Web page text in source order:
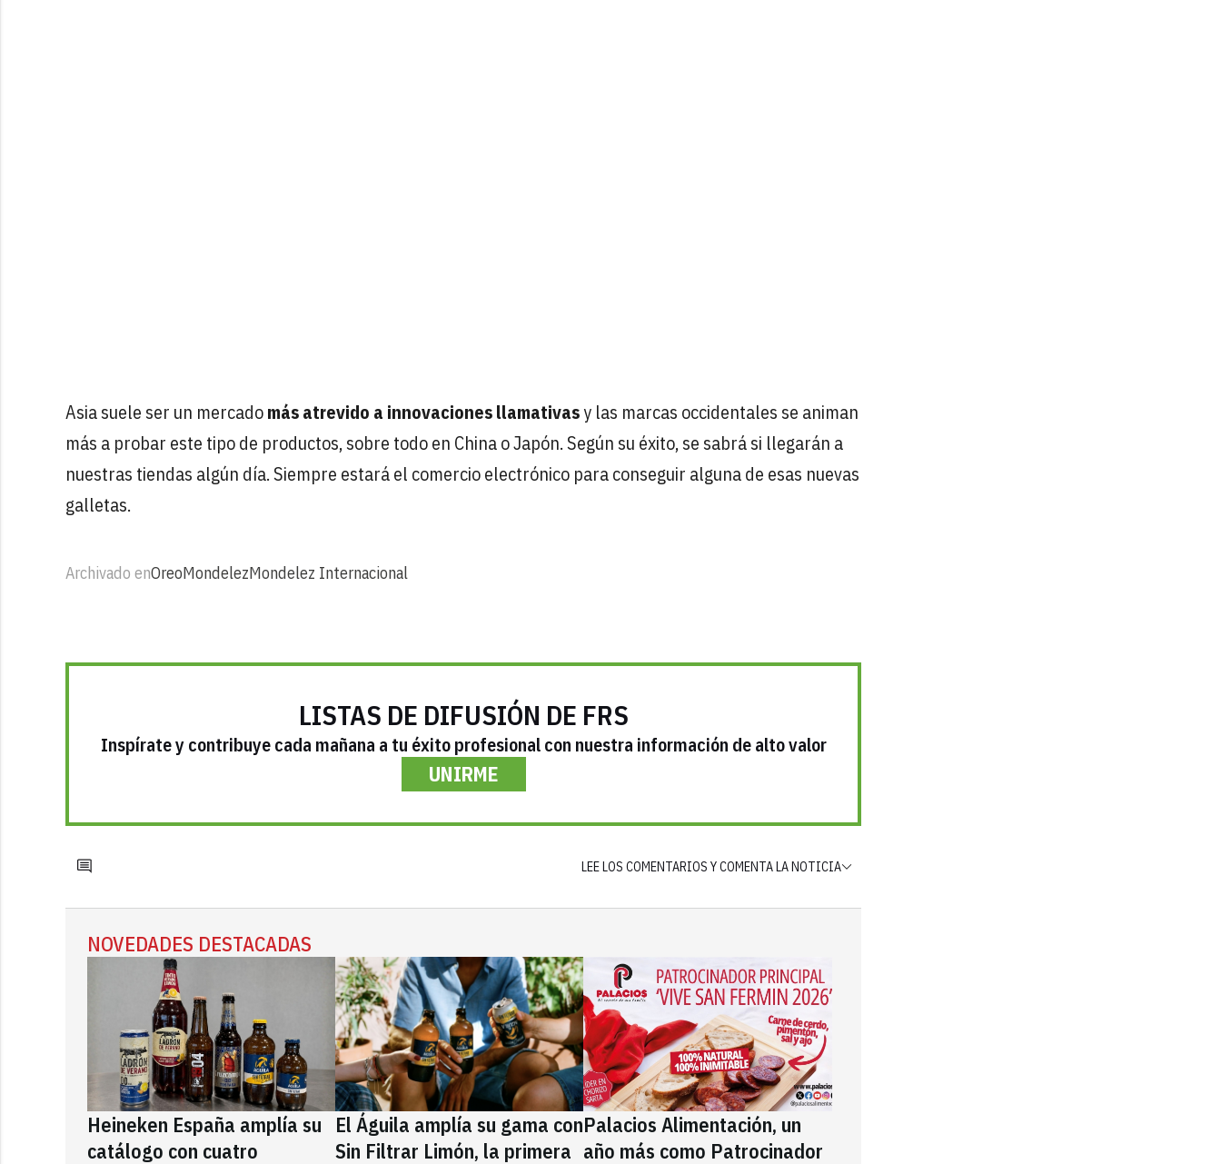
Asia suele ser un mercadomás atrevido a innovaciones llamativasy las marcas occidentales se animan
más a probar este tipo de productos, sobre todo en China o Japón. Según su éxito, se sabrá si llegarán a
nuestras tiendas algún día. Siempre estará el comercio electrónico para conseguir alguna de esas nuevas
galletas.
Archivado enOreoMondelezMondelez Internacional
LISTAS DE DIFUSIÓN DE FRS
Inspírate y contribuye cada mañana a tu éxito profesional con nuestra información de alto valor
UNIRME
LEE LOS COMENTARIOS Y COMENTA LA NOTICIA
NOVEDADES DESTACADAS
Heineken España amplía su
catálogo con cuatro
El Águila amplía su gama con
Sin Filtrar Limón, la primera
Palacios Alimentación, un
año más como Patrocinador